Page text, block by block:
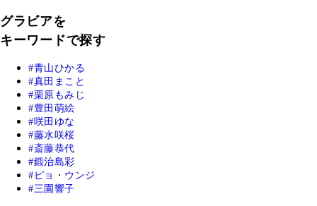
グラビアを
キーワードで探す
青山ひかる
真田まこと
栗原もみじ
豊田萌絵
咲田ゆな
藤水咲桜
斎藤恭代
鍛治島彩
ピョ・ウンジ
三園響子